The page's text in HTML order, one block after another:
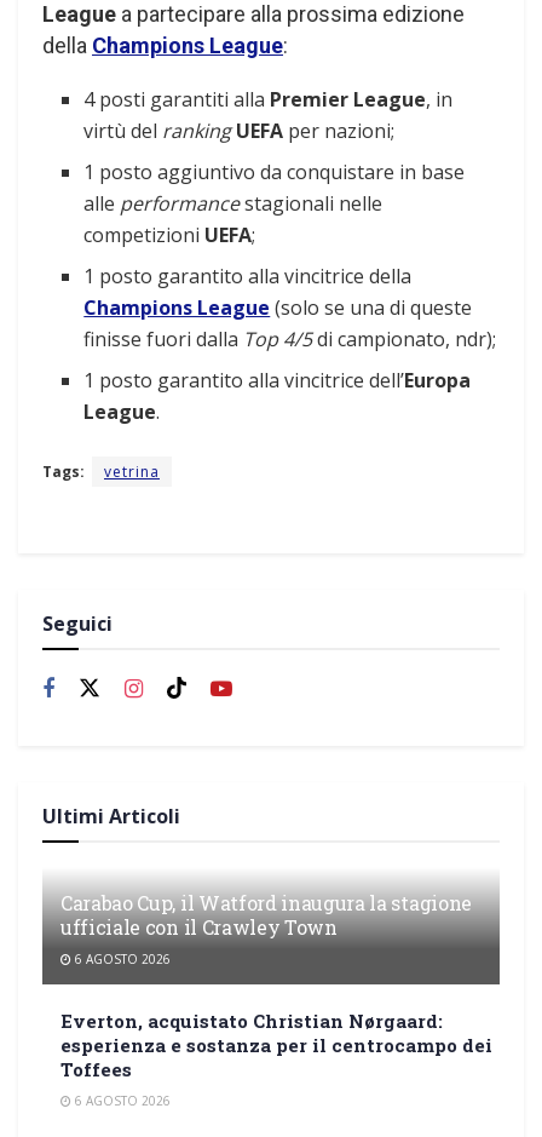
League a partecipare alla prossima edizione
della Champions League:
4 posti garantiti alla Premier League, in
virtù del ranking UEFA per nazioni;
1 posto aggiuntivo da conquistare in base
alle performancestagionali nelle
competizioni UEFA;
1 posto garantito alla vincitrice della
Champions League (solo se una di queste
finisse fuori dalla Top 4/5di campionato, ndr);
1 posto garantito alla vincitrice dell’Europa
League.
Tags: vetrina
Seguici
Ultimi Articoli
Carabao Cup, il Watford inaugura la stagione
ufficiale con il Crawley Town
6 AGOSTO 2026
Everton, acquistato Christian Nørgaard:
esperienza e sostanza per il centrocampo dei
Toffees
6 AGOSTO 2026